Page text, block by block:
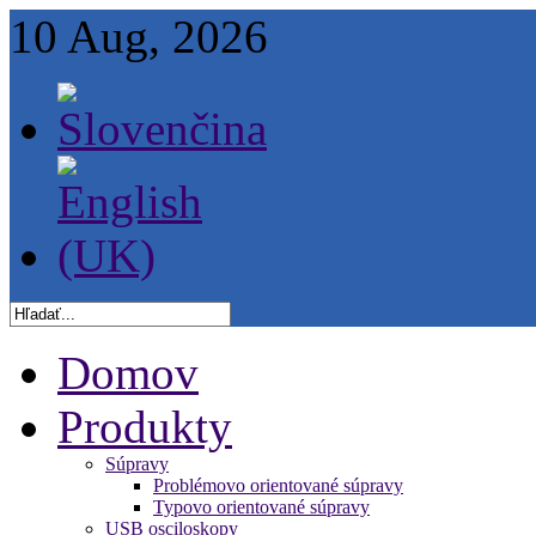
10 Aug, 2026
Domov
Produkty
Súpravy
Problémovo orientované súpravy
Typovo orientované súpravy
USB osciloskopy